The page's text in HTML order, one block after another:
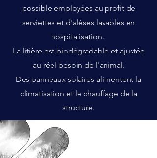
possible employées au profit de
serviettes et d'alèses lavables en
hospitalisation.
La litière est biodégradable et ajustée
au réel besoin de l'animal.
Des panneaux solaires alimentent la
climatisation et le chauffage de la
structure.